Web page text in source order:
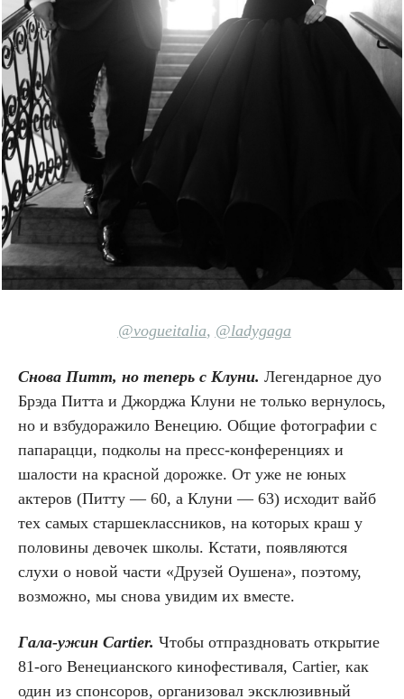
@vogueitalia, @ladygaga
Снова Питт, но теперь с Клуни. Легендарное дуо
Брэда Питта и Джорджа Клуни не только вернулось,
но и взбудоражило Венецию. Общие фотографии с
папарацци, подколы на пресс-конференциях и
шалости на красной дорожке. От уже не юных
актеров (Питту — 60, а Клуни — 63) исходит вайб
тех самых старшеклассников, на которых краш у
половины девочек школы. Кстати, появляются
слухи о новой части «Друзей Оушена», поэтому,
возможно, мы снова увидим их вместе.
Гала-ужин Cartier. Чтобы отпраздновать открытие
81-ого Венецианского кинофестиваля, Cartier, как
один из спонсоров, организовал эксклюзивный